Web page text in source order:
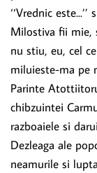
‘‘Vrednic este...’’
Milostiva fii mie,
nu stiu, eu, cel
miluieste-ma pe
Parinte
chibzuintei
razboaiele si
Dezleaga ale
neamurile si